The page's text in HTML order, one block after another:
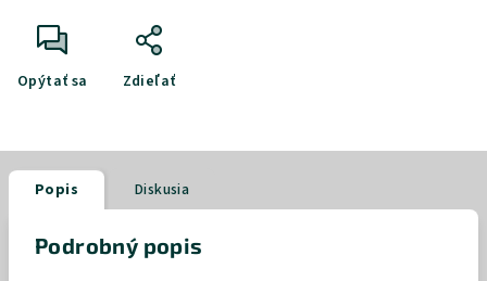
Opýtať sa Zdieľať
Popis Diskusia
Podrobný popis